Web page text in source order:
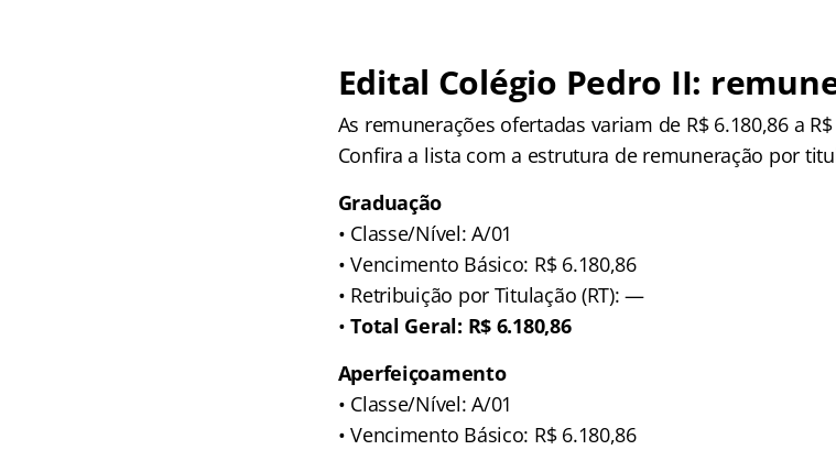
Edital Colégio Pedro II:
As remunerações ofertadas variam de R$ 6.180,86 a
Confira a lista com a estrutura de remuneração por
Graduação
• Classe/Nível: A/01
• Vencimento Básico: R$ 6.180,86
• Retribuição por Titulação (RT): —
•Total Geral: R$ 6.180,86
Aperfeiçoamento
• Classe/Nível: A/01
• Vencimento Básico: R$ 6.180,86